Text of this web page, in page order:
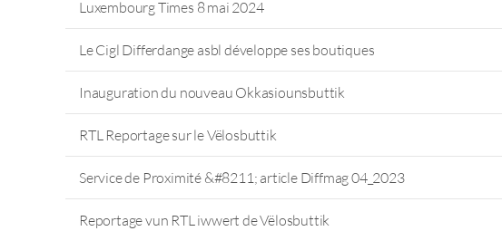
Luxembourg Times 8 mai 2024
Le Cigl Differdange asbl développe ses boutiques
Inauguration du nouveau Okkasiounsbuttik
RTL Reportage sur le Vëlosbuttik
Service de Proximité &#8211; article Diffmag 04_2023
Reportage vun RTL iwwert de Vëlosbuttik